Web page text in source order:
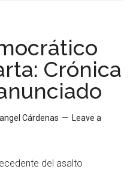
Crónica
Cárdenas
Leave a
del asalto